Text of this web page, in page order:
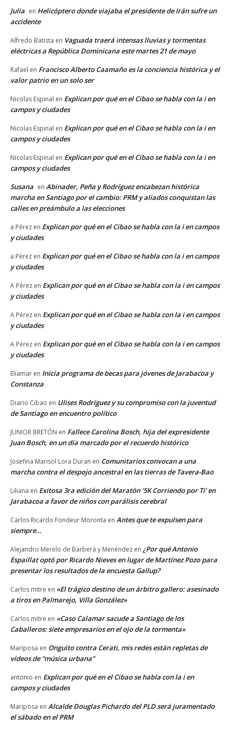
Julia en Helicóptero donde viajaba el presidente de Irán sufre un
accidente
Alfredo Batista en Vaguada traerá intensas lluvias y tormentas
eléctricas a República Dominicana este martes 21 de mayo
Rafael en Francisco Alberto Caamaño es la conciencia histórica y el
valor patrio en un solo ser
Nicolas Espinal en Explican por qué en el Cibao se habla con la i en
campos y ciudades
Nicolas Espinal en Explican por qué en el Cibao se habla con la i en
campos y ciudades
Nicolas Espinal en Explican por qué en el Cibao se habla con la i en
campos y ciudades
Susana en Abinader, Peña y Rodríguez encabezan histórica
marcha en Santiago por el cambio: PRM y aliados conquistan las
calles en preámbulo a las elecciones
a Pérez en Explican por qué en el Cibao se habla con la i en campos
y ciudades
a Pérez en Explican por qué en el Cibao se habla con la i en campos
y ciudades
A Pérez en Explican por qué en el Cibao se habla con la i en campos
y ciudades
A Pérez en Explican por qué en el Cibao se habla con la i en campos
y ciudades
A Pérez en Explican por qué en el Cibao se habla con la i en campos
y ciudades
Eliamar en Inicia programa de becas para jóvenes de Jarabacoa y
Constanza
Diario Cibao en Ulises Rodríguez y su compromiso con la juventud
de Santiago en encuentro político
JUNIOR BRETÓN en Fallece Carolina Bosch, hija del expresidente
Juan Bosch, en un día marcado por el recuerdo histórico
Josefina Marisol Lora Duran en Comunitarios convocan a una
marcha contra el despojo ancestral en las tierras de Tavera-Bao
Liliana en Exitosa 3ra edición del Maratón ‘5K Corriendo por Ti’ en
Jarabacoa a favor de niños con parálisis cerebral
Carlos Ricardo Fondeur Moronta en Antes que te expulsen para
siempre…
Alejandro Merelo de Barberá y Menéndez en ¿Por qué Antonio
Espaillat optó por Ricardo Nieves en lugar de Martínez Pozo para
presentar los resultados de la encuesta Gallup?
Carlos mitre en «El trágico destino de un árbitro gallero: asesinado
a tiros en Palmarejo, Villa González»
Carlos mitre en «Caso Calamar sacude a Santiago de los
Caballeros: siete empresarios en el ojo de la tormenta»
Mariposa en Onguito contra Cerati, mis redes están repletas de
vídeos de “música urbana”
antonio en Explican por qué en el Cibao se habla con la i en
campos y ciudades
Mariposa en Alcalde Douglas Pichardo del PLD será juramentado
el sábado en el PRM